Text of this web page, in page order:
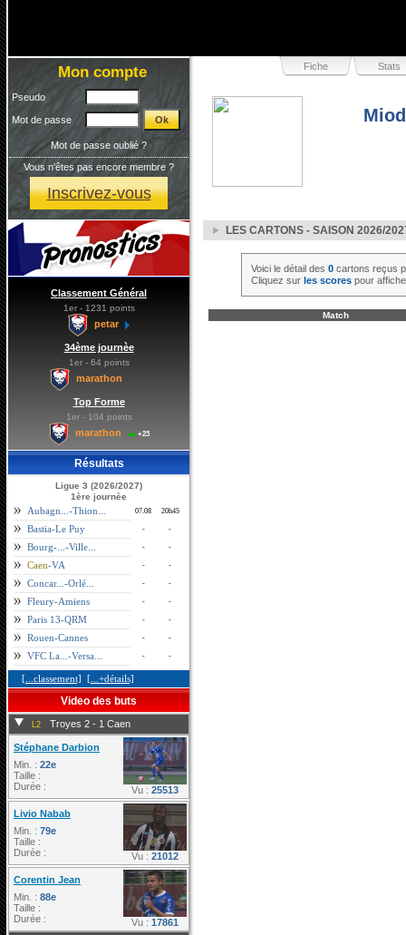
Mon compte
Pseudo
Mot de passe
Mot de passe oublié ?
Vous n'êtes pas encore membre ?
Inscrivez-vous
Classement Général
1er - 1231 points
petar
34ème journèe
1er - 64 points
marathon
Top Forme
1er - 104 points
marathon +23
Résultats
Ligue 3 (2026/2027)
1ère journèe
Aubagn...-Thion... 07.08 20h45
Bastia-Le Puy - -
Bourg-...-Ville... - -
Caen-VA - -
Concar...-Orlé... - -
Fleury-Amiens - -
Paris 13-QRM - -
Rouen-Cannes - -
VFC La...-Versa... - -
[...classement] [...+détails]
Video des buts
L2 Troyes 2 - 1 Caen
Stéphane Darbion
Min. : 22e
Taille :
Durée :
Vu : 25513
Livio Nabab
Min. : 79e
Taille :
Durée :
Vu : 21012
Corentin Jean
Min. : 88e
Taille :
Durée :
Vu : 17861
Fiche Stats
LES CARTONS - SAISON 2026/
Voici le détail des 0cartons reçus
Cliquez sur les scorespour
Match